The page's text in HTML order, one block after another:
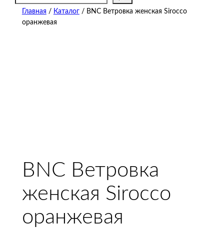
Главная / Каталог/ BNC Ветровка женская Sirocco
оранжевая
BNC Ветровка
женская Sirocco
оранжевая